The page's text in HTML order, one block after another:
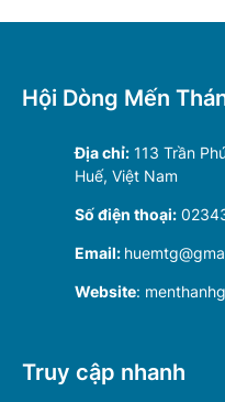
Hội Dòng Mến
Địa chỉ: 113 Trần
Huế, Việt Nam
Số điện thoại:
Email:
Website:
Truy cập nhanh